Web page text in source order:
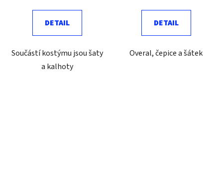
DETAIL
Součástí kostýmu jsou šaty
a kalhoty
DETAIL
Overal, čepice a šátek